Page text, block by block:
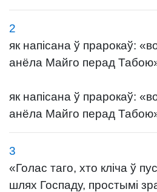
2
як напісана ў прарокаў:
анёла Майго перад
як напісана ў прарокаў:
анёла Майго перад
3
«Голас таго, хто кліча ў
шлях Госпаду, простымі